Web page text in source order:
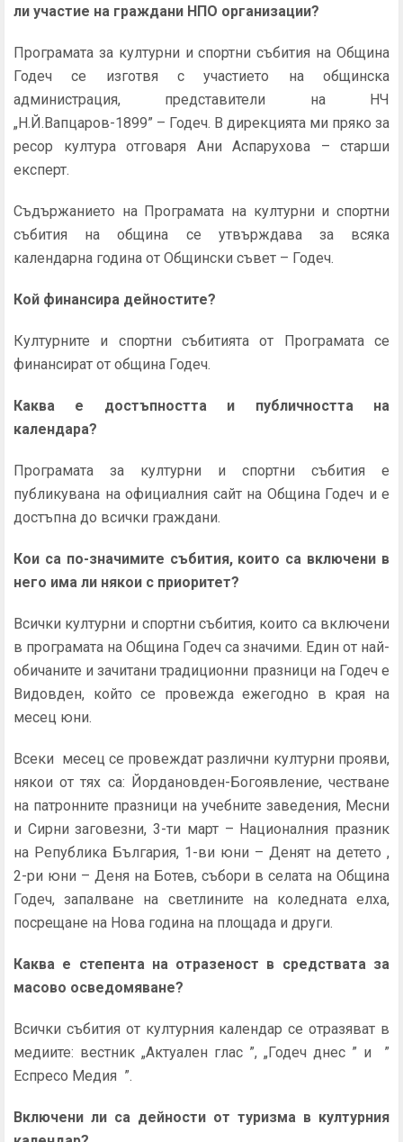
ли участие на граждани НПО организации?
Програмата за културни и спортни събития на Община
Годеч се изготвя с участието на общинска
администрация, представители на НЧ
„Н.Й.Вапцаров-1899” – Годеч. В дирекцията ми пряко за
ресор култура отговаря Ани Аспарухова – старши
експерт.
Съдържанието на Програмата на културни и спортни
събития на община се утвърждава за всяка
календарна година от Общински съвет – Годеч.
Кой финансира дейностите?
Културните и спортни събитията от Програмата се
финансират от община Годеч.
Каква е достъпността и публичността на
календара?
Програмата за културни и спортни събития е
публикувана на официалния сайт на Община Годеч и е
достъпна до всички граждани.
Кои са по-значимите събития, които са включени в
него има ли някои с приоритет?
Всички културни и спортни събития, които са включени
в програмата на Община Годеч са значими. Един от най-
обичаните и зачитани традиционни празници на Годеч е
Видовден, който се провежда ежегодно в края на
месец юни.
Всеки месец се провеждат различни културни прояви,
някои от тях са: Йордановден-Богоявление, честване
на патронните празници на учебните заведения, Месни
и Сирни заговезни, 3-ти март – Националния празник
на Република България, 1-ви юни – Денят на детето ,
2-ри юни – Деня на Ботев, събори в селата на Община
Годеч, запалване на светлините на коледната елха,
посрещане на Нова година на площада и други.
Каква е степента на отразеност в средствата за
масово осведомяване?
Всички събития от културния календар се отразяват в
медиите: вестник „Актуален глас ”, „Годеч днес ” и ”
Еспресо Медия ”.
Включени ли са дейности от туризма в културния